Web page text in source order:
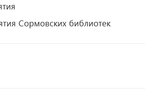
Сормовских библиотек